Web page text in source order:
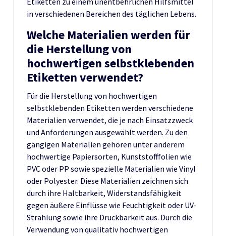
in verschiedenen Bereichen des täglichen Lebens.
Welche Materialien werden für
die Herstellung von
hochwertigen selbstklebenden
Etiketten verwendet?
Für die Herstellung von hochwertigen
selbstklebenden Etiketten werden verschiedene
Materialien verwendet, die je nach Einsatzzweck
und Anforderungen ausgewählt werden. Zu den
gängigen Materialien gehören unter anderem
hochwertige Papiersorten, Kunststofffolien wie
PVC oder PP sowie spezielle Materialien wie Vinyl
oder Polyester. Diese Materialien zeichnen sich
durch ihre Haltbarkeit, Widerstandsfähigkeit
gegen äußere Einflüsse wie Feuchtigkeit oder UV-
Strahlung sowie ihre Druckbarkeit aus. Durch die
Verwendung von qualitativ hochwertigen